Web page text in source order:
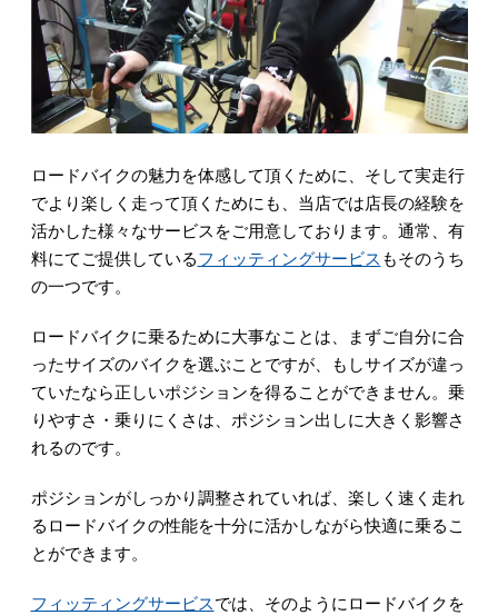
ロードバイクの魅力を体感して頂くために、そして実走行
でより楽しく走って頂くためにも、当店では店長の経験を
活かした様々なサービスをご用意しております。通常、有
料にてご提供しているフィッティングサービスもそのうち
の一つです。
ロードバイクに乗るために大事なことは、まずご自分に合
ったサイズのバイクを選ぶことですが、もしサイズが違っ
ていたなら正しいポジションを得ることができません。乗
りやすさ・乗りにくさは、ポジション出しに大きく影響さ
れるのです。
ポジションがしっかり調整されていれば、楽しく速く走れ
るロードバイクの性能を十分に活かしながら快適に乗るこ
とができます。
フィッティングサービスでは、そのようにロードバイクを